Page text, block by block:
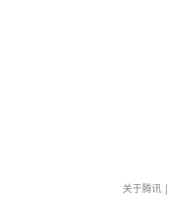
关于腾讯 |